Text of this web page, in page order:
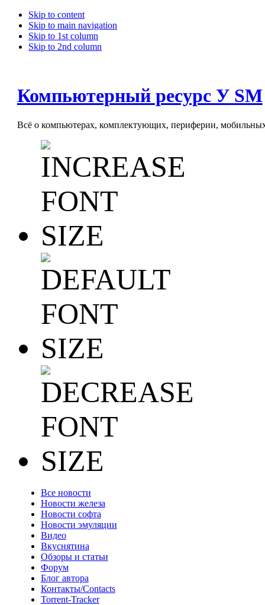
Skip to content
Skip to main navigation
Skip to 1st column
Skip to 2nd column
Компьютерный ресурс У SM
Всё о компьютерах, комплектующих, периферии, мобильных
Все новости
Новости железа
Новости софта
Новости эмуляции
Видео
Вкуснятина
Обзоры и статьи
Форум
Блог автора
Контакты/Contacts
Torrent-Tracker